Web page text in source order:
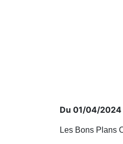
Du 01/04/
Les Bons Plans